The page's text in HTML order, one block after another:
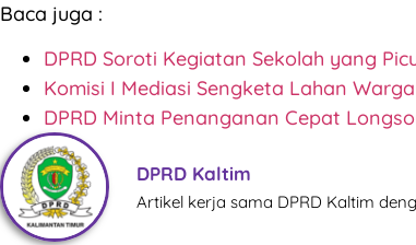
Baca juga :
DPRD Soroti Kegiatan Sekolah yang
Komisi I Mediasi Sengketa Lahan
DPRD Minta Penanganan Cepat
DPRD Kaltim
Artikel kerja sama DPRD Kaltim